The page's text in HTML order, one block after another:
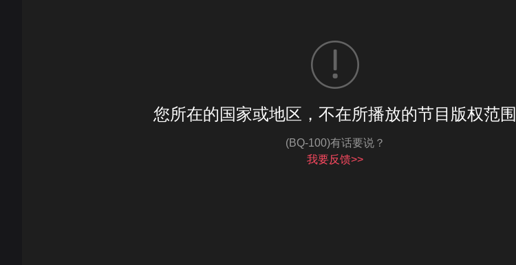
您所在的国家或地区，不在所播放的节目版权范围
(BQ-100)有话要说？
我要反馈>>
亮度